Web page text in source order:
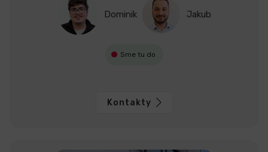
Dominik Jakub
Sme tu do
Kontakty